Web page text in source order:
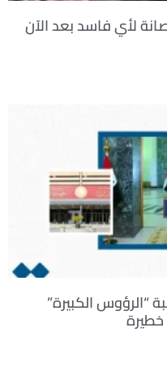
لأي فاسد بعد الآن
“الرؤوس الكبيرة”